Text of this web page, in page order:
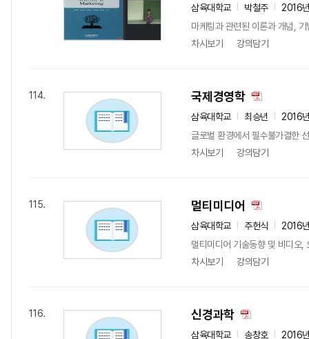
삼육대학교 박철주
2016
마케팅과 관련된 이론과 개념,
차시보기
강의담기
114. 국제경영학
삼육대학교 최승년
2016
글로벌 환경에서 필수불가결한
차시보기
강의담기
115. 멀티미디어
삼육대학교 주헌식
2016
멀티미디어 기술동향 및 비디오,
차시보기
강의담기
116. 신경과학
삼육대학교 송창호
2016